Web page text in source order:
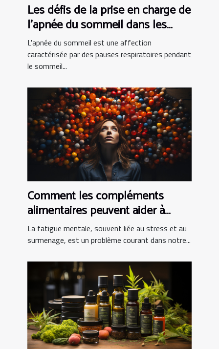
Les défis de la prise en charge de
l'apnée du sommeil dans les
pays en développement
L'apnée du sommeil est une affection
caractérisée par des pauses respiratoires pendant
le sommeil...
Comment les compléments
alimentaires peuvent aider à
combattre la fatigue mentale
La fatigue mentale, souvent liée au stress et au
surmenage, est un problème courant dans notre...